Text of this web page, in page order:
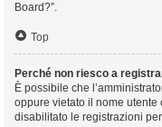
Board?”.
Top
Perché non riesco a
È possibile che
oppure vietato il nome
disabilitato le registrazioni